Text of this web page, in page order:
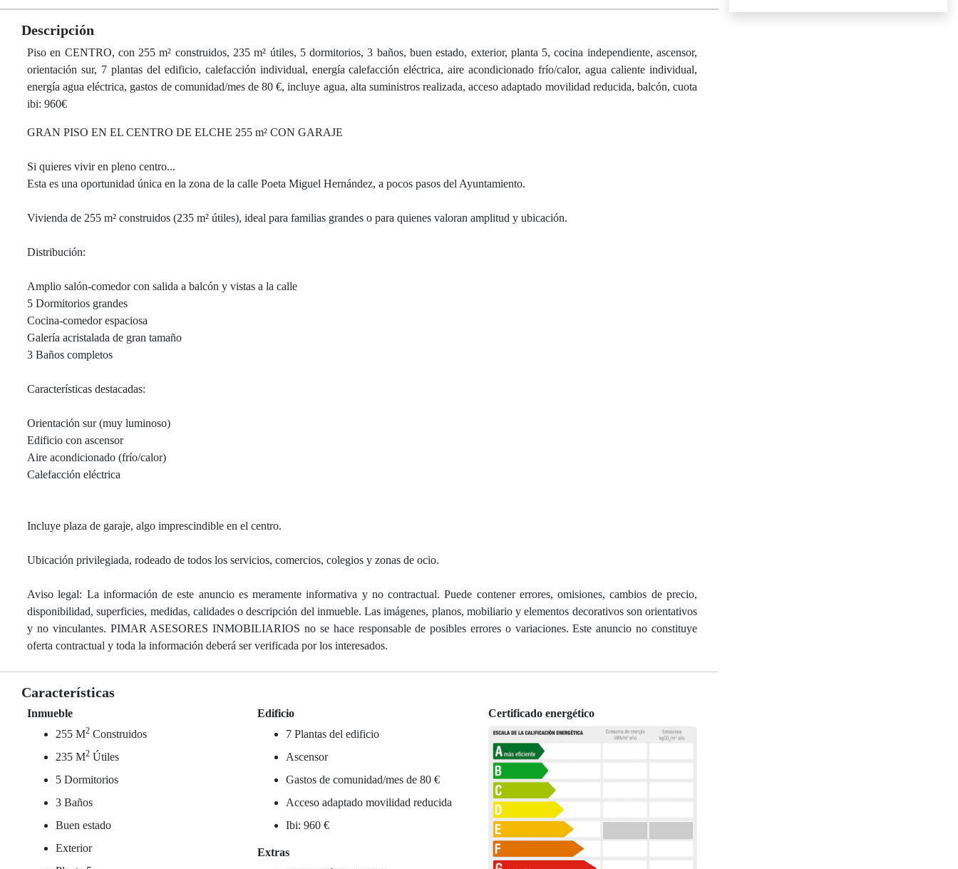
Descripción
Piso en CENTRO, con 255 m² construidos, 235 m² útiles, 5 dormitorios, 3 baños, buen estado, exterior, planta 5, cocina independiente, ascensor,
orientación sur, 7 plantas del edificio, calefacción individual, energía calefacción eléctrica, aire acondicionado frío/calor, agua caliente individual,
energía agua eléctrica, gastos de comunidad/mes de 80 €, incluye agua, alta suministros realizada, acceso adaptado movilidad reducida, balcón, cuota
ibi: 960€
GRAN PISO EN EL CENTRO DE ELCHE 255 m² CON GARAJE
Si quieres vivir en pleno centro...
Esta es una oportunidad única en la zona de la calle Poeta Miguel Hernández, a pocos pasos del Ayuntamiento.
Vivienda de 255 m² construidos (235 m² útiles), ideal para familias grandes o para quienes valoran amplitud y ubicación.
Distribución:
Amplio salón-comedor con salida a balcón y vistas a la calle
5 Dormitorios grandes
Cocina-comedor espaciosa
Galería acristalada de gran tamaño
3 Baños completos
Características destacadas:
Orientación sur (muy luminoso)
Edificio con ascensor
Aire acondicionado (frío/calor)
Calefacción eléctrica
Incluye plaza de garaje, algo imprescindible en el centro.
Ubicación privilegiada, rodeado de todos los servicios, comercios, colegios y zonas de ocio.
Aviso legal: La información de este anuncio es meramente informativa y no contractual. Puede contener errores, omisiones, cambios de precio,
disponibilidad, superficies, medidas, calidades o descripción del inmueble. Las imágenes, planos, mobiliario y elementos decorativos son orientativos
y no vinculantes. PIMAR ASESORES INMOBILIARIOS no se hace responsable de posibles errores o variaciones. Este anuncio no constituye
oferta contractual y toda la información deberá ser verificada por los interesados.
Características
Inmueble
255 M2 Construidos
235 M2 Útiles
5 Dormitorios
3 Baños
Buen estado
Exterior
Edificio
7 Plantas del edificio
Ascensor
Gastos de comunidad/mes de 80 €
Acceso adaptado movilidad reducida
Ibi: 960 €
Extras
Certificado energético